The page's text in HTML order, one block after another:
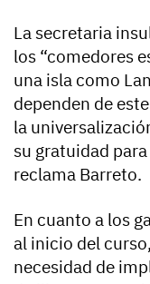
La secretaria
los “comedores
una isla como
dependen de
la
su gratuidad
reclama Barreto.
En cuanto a los
al inicio del
necesidad de